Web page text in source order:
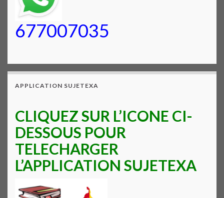
677007035
APPLICATION SUJETEXA
CLIQUEZ SUR L’ICONE CI-
DESSOUS POUR
TELECHARGER
L’APPLICATION SUJETEXA